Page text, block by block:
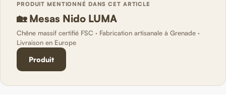
PRODUIT MENTIONNÉ DANS CET ARTICLE
🏡 Mesas Nido LUMA
Chêne massif certifié FSC · Fabrication artisanale à Grenade ·
Livraison en Europe
Produit